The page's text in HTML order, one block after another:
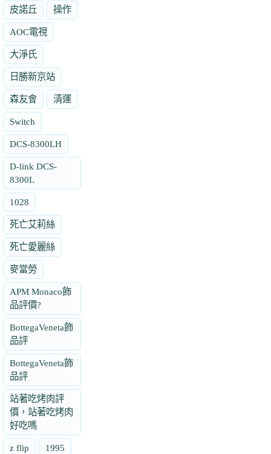
皮諾丘 操作
AOC電視
大淨氏
日勝新京站
森友會 清運
Switch
DCS-8300LH
D-link DCS-
8300L
1028
死亡艾莉絲
死亡愛麗絲
麥當勞
APM Monaco飾
品評價?
BottegaVeneta飾
品評
BottegaVeneta飾
品評
站著吃烤肉評
價，站著吃烤肉
好吃嗎
z flip 1995